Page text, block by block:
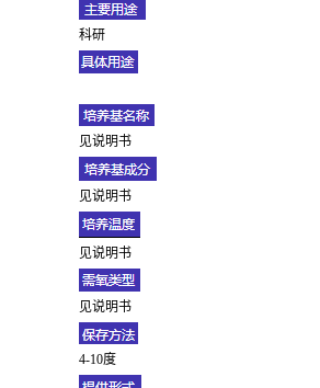
科研
见说明书
见说明书
见说明书
见说明书
4-10度